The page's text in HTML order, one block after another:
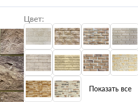
Цвет:
Показать все